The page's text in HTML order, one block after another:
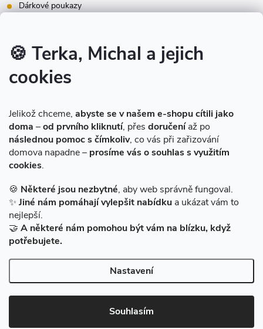
🍪 Terka, Michal a jejich
cookies
Jelikož chceme, abyste se v našem e-shopu cítili jako
doma –od prvního kliknutí, přes doručeníaž po
následnou pomoc s čímkoliv, co vás při zařizování
domova napadne – prosíme vás o souhlas s využitím
cookies.
🍪 Některé jsou nezbytné, aby web správně fungoval.
✨ Jiné nám pomáhají vylepšit nabídku a ukázat vám to
nejlepší.
🤝 A některé nám pomohou být vám na blízku, když
potřebujete.
Nastavení
Souhlasím
Dárkové poukazy
Instagram
Facebook
Zprovozněný e-shop na Shoptetu máme od DF
Copyright 2026BAZARMS-HK. Všechna práva vyhrazena.